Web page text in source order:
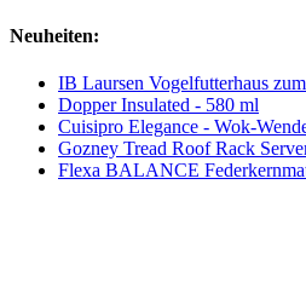
Neuheiten:
IB Laursen Vogelfutterhaus
Dopper Insulated - 580 ml
Cuisipro Elegance - Wok-
Gozney Tread Roof Rack
Flexa BALANCE